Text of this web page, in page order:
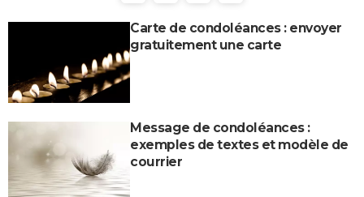
Carte de condoléances : envoyer
gratuitement une carte
Message de condoléances :
exemples de textes et modèle de
courrier